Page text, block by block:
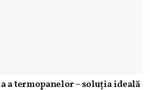
a termopanelor – soluția ideală